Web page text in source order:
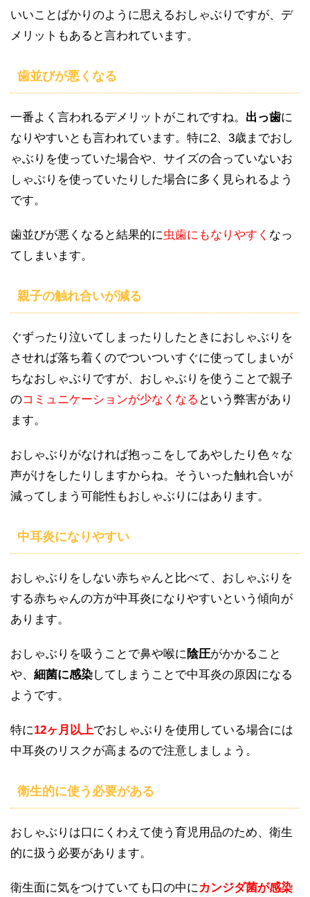
いいことばかりのように思えるおしゃぶりですが、デ
メリットもあると言われています。
歯並びが悪くなる
一番よく言われるデメリットがこれですね。 出っ歯に
なりやすいとも言われています。特に2、3歳までおし
ゃぶりを使っていた場合や、サイズの合っていないお
しゃぶりを使っていたりした場合に多く見られるよう
です。
歯並びが悪くなると結果的に虫歯にもなりやすく なっ
てしまいます。
親子の触れ合いが減る
ぐずったり泣いてしまったりしたときにおしゃぶりを
させれば落ち着くのでついついすぐに使ってしまいが
ちなおしゃぶりですが、おしゃぶりを使うことで親子
のコミュニケーションが少なくなる という弊害があり
ます。
おしゃぶりがなければ抱っこをしてあやしたり色々な
声がけをしたりしますからね。そういった触れ合いが
減ってしまう可能性もおしゃぶりにはあります。
中耳炎になりやすい
おしゃぶりをしない赤ちゃんと比べて、おしゃぶりを
する赤ちゃんの方が中耳炎になりやすいという傾向が
あります。
おしゃぶりを吸うことで鼻や喉に陰圧がかかること
や、 細菌に感染してしまうことで中耳炎の原因になる
ようです。
特に12ヶ月以上でおしゃぶりを使用している場合には
中耳炎のリスクが高まるので注意しましょう。
衛生的に使う必要がある
おしゃぶりは口にくわえて使う育児用品のため、衛生
的に扱う必要があります。
衛生面に気をつけていても口の中にカンジダ菌が感染